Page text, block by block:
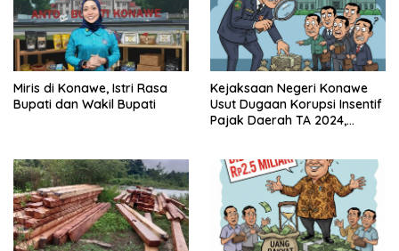
Miris di Konawe, Istri Rasa
Bupati dan Wakil Bupati
Kejaksaan Negeri Konawe
Usut Dugaan Korupsi Insentif
Pajak Daerah TA 2024,